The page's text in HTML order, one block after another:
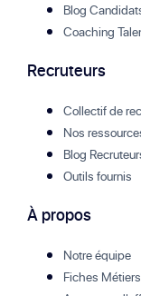
Blog
Coaching
Recruteurs
Collectif de
Nos
Blog
Outils fournis
À propos
Notre équipe
Fiches Métiers